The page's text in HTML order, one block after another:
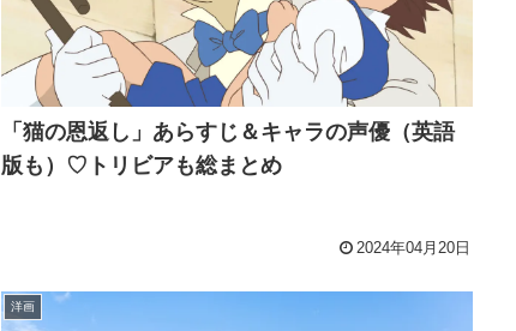
「猫の恩返し」あらすじ＆キャラの声優（英語
版も）♡トリビアも総まとめ
2024年04月20日
洋画